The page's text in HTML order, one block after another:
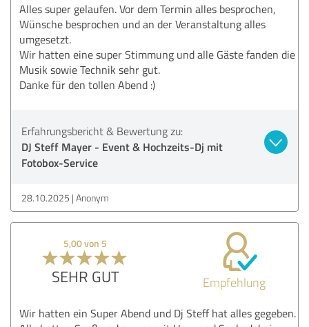
Alles super gelaufen. Vor dem Termin alles besprochen,
Wünsche besprochen und an der Veranstaltung alles
umgesetzt.
Wir hatten eine super Stimmung und alle Gäste fanden die
Musik sowie Technik sehr gut.
Danke für den tollen Abend :)
Erfahrungsbericht & Bewertung zu:
DJ Steff Mayer - Event & Hochzeits-Dj mit
Fotobox-Service
28.10.2025 Anonym
5,00 von 5
SEHR GUT Empfehlung
Wir hatten ein Super Abend und Dj Steff hat alles gegeben.